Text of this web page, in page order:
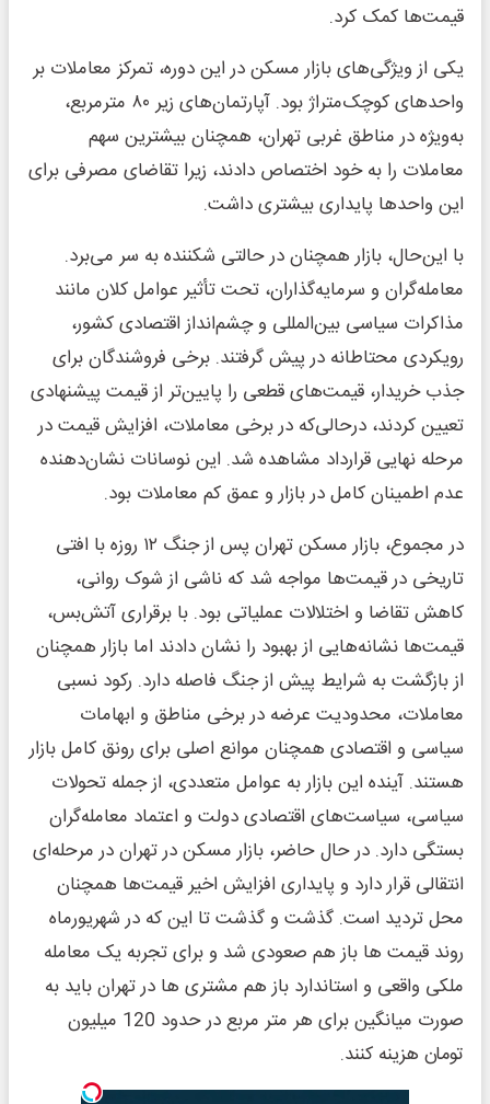
قیمت‌ها کمک کرد.
یکی از ویژگی‌های بازار مسکن در این دوره، تمرکز معاملات بر
واحدهای کوچک‌متراژ بود. آپارتمان‌های زیر ۸۰ مترمربع،
به‌ویژه در مناطق غربی تهران، همچنان بیشترین سهم
معاملات را به خود اختصاص دادند، زیرا تقاضای مصرفی برای
این واحدها پایداری بیشتری داشت.
با این‌حال، بازار همچنان در حالتی شکننده به سر می‌برد.
معامله‌گران و سرمایه‌گذاران، تحت تأثیر عوامل کلان مانند
مذاکرات سیاسی بین‌المللی و چشم‌انداز اقتصادی کشور،
رویکردی محتاطانه در پیش گرفتند. برخی فروشندگان برای
جذب خریدار، قیمت‌های قطعی را پایین‌تر از قیمت پیشنهادی
تعیین کردند، درحالی‌که در برخی معاملات، افزایش قیمت در
مرحله نهایی قرارداد مشاهده شد. این نوسانات نشان‌دهنده
عدم اطمینان کامل در بازار و عمق کم معاملات بود.
در مجموع، بازار مسکن تهران پس از جنگ ۱۲ روزه با افتی
تاریخی در قیمت‌ها مواجه شد که ناشی از شوک روانی،
کاهش تقاضا و اختلالات عملیاتی بود. با برقراری آتش‌بس،
قیمت‌ها نشانه‌هایی از بهبود را نشان دادند اما بازار همچنان
از بازگشت به شرایط پیش از جنگ فاصله دارد. رکود نسبی
معاملات، محدودیت عرضه در برخی مناطق و ابهامات
سیاسی و اقتصادی همچنان موانع اصلی برای رونق کامل بازار
هستند. آینده این بازار به عوامل متعددی، از جمله تحولات
سیاسی، سیاست‌های اقتصادی دولت و اعتماد معامله‌گران
بستگی دارد. در حال حاضر، بازار مسکن در تهران در مرحله‌ای
انتقالی قرار دارد و پایداری افزایش اخیر قیمت‌ها همچنان
محل تردید است. گذشت و گذشت تا این که در شهریورماه
روند قیمت ها باز هم صعودی شد و برای تجربه یک معامله
ملکی واقعی و استاندارد باز هم مشتری ها در تهران باید به
صورت میانگین برای هر متر مربع در حدود 120 میلیون
تومان هزینه کنند.